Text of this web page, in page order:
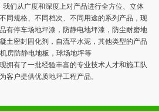
们从广度和深度上对产品进行全方位、立体
同规格、不同档次、不同用途的系列产品，现
有停车场地坪漆，防静电地坪漆，防尘耐磨地
土密封固化剂，自流平水泥，其他类型的产品
房防静电地板，球场地坪等
拥有了一批经验丰富的专业技术人才和施工队
客户提供优质地坪工程产品。